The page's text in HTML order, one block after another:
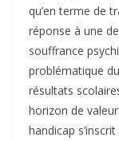
qu’en terme de
réponse à une
souffrance
problématique
résultats
horizon de
handicap